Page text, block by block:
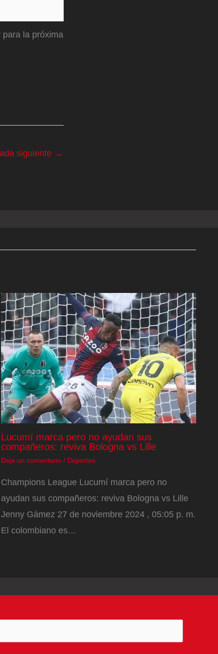
para la próxima
siguiente →
Lucumí marca pero no ayudan sus
compañeros: reviva Bologna vs Lille
Deja un comentario / Deportes
Champions League Lucumí marca pero no
ayudan sus compañeros: reviva Bologna vs Lille
Jenny Gámez 27 de noviembre 2024 , 05:05 p. m.
El colombiano es…